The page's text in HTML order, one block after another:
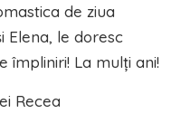
de ziua
Elena, le doresc
împliniri! La mulți ani!
Recea